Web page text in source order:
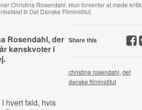
Christina Rosendahl. Hun forventer at møde kritik
til Det Danske Filminstitut.
Rosendahl, der
kønskvoter i
hvert fald, hvis
Share this
christina rosendahl, det
danske filminstitut